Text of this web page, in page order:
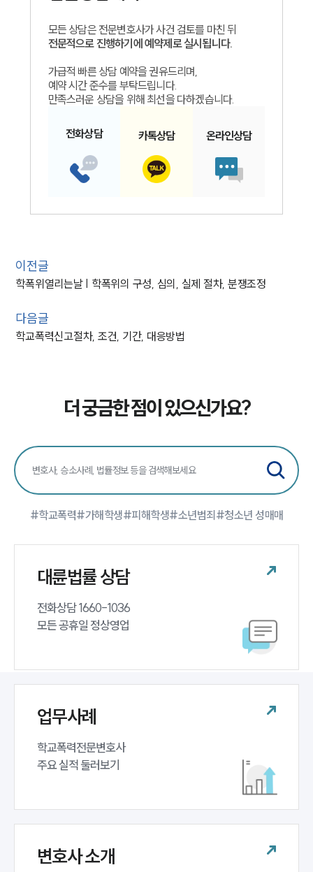
만화로 보는 사례
모든 상담은 전문변호사가 사건 검토를 마친 뒤
전문적으로 진행하기에 예약제로 실시됩니다.
가급적 빠른 상담 예약을 권유드리며,
예약 시간 준수를 부탁드립니다.
만족스러운 상담을 위해 최선을 다하겠습니다.
전화상담 카톡상담 온라인상담
이전글
학폭위열리는날 | 학폭위의 구성, 심의, 실제 절차, 분쟁조정
다음글
학교폭력신고절차, 조건, 기간, 대응방법
더 궁금한 점이 있으신가요?
#학교폭력#가해학생#피해학생#소년범죄#청소년 성매매
대륜법률 상담
전화상담 1660-1036
모든 공휴일 정상영업
업무사례
학교폭력전문변호사
주요 실적 둘러보기
변호사 소개